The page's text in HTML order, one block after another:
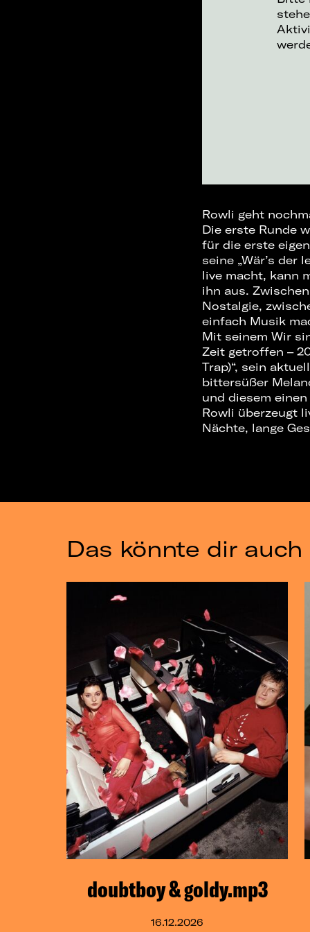
Rowli geht
Die erste Runde
für die erste
seine „Wär’s der
live macht, kann
ihn aus.
Nostalgie,
einfach Musik
Mit seinem Wir
Zeit getroffen –
Trap)“, sein
bittersüßer
und diesem
Rowli überzeugt
Nächte, lange
Das könnte dir auch
doubtboy & goldy.mp3
16.12.2026